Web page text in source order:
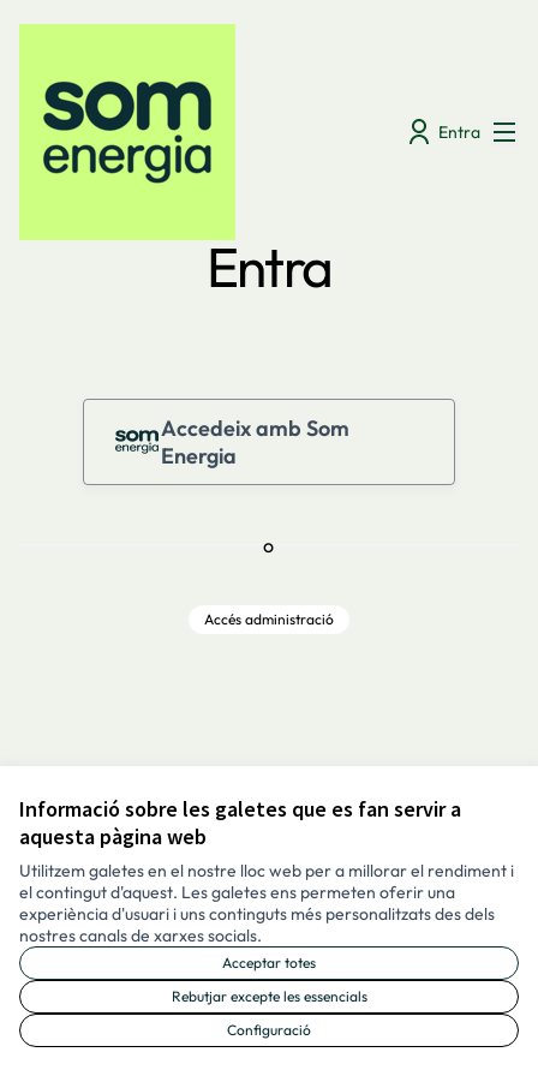
Informació sobre les galetes que es fan servir a
aquesta pàgina web
Utilitzem galetes en el nostre lloc web per a millorar el rendiment i
el contingut d'aquest. Les galetes ens permeten oferir una
experiència d'usuari i uns continguts més personalitzats des dels
nostres canals de xarxes socials.
Acceptar totes
Rebutjar excepte les essencials
Configuració
Entra
Entra
Accedeix amb Som
Energia
o
Accés administració
Avís legal i condicions d’ús
Configuració de les galetes
Català
Triar la llenguaElegir el idiomaAukeratu hizkuntzaChoose language
Made with ❤️
(Enllaç extern)
Web creada amb programari lliure.
Amb
(Enllaç